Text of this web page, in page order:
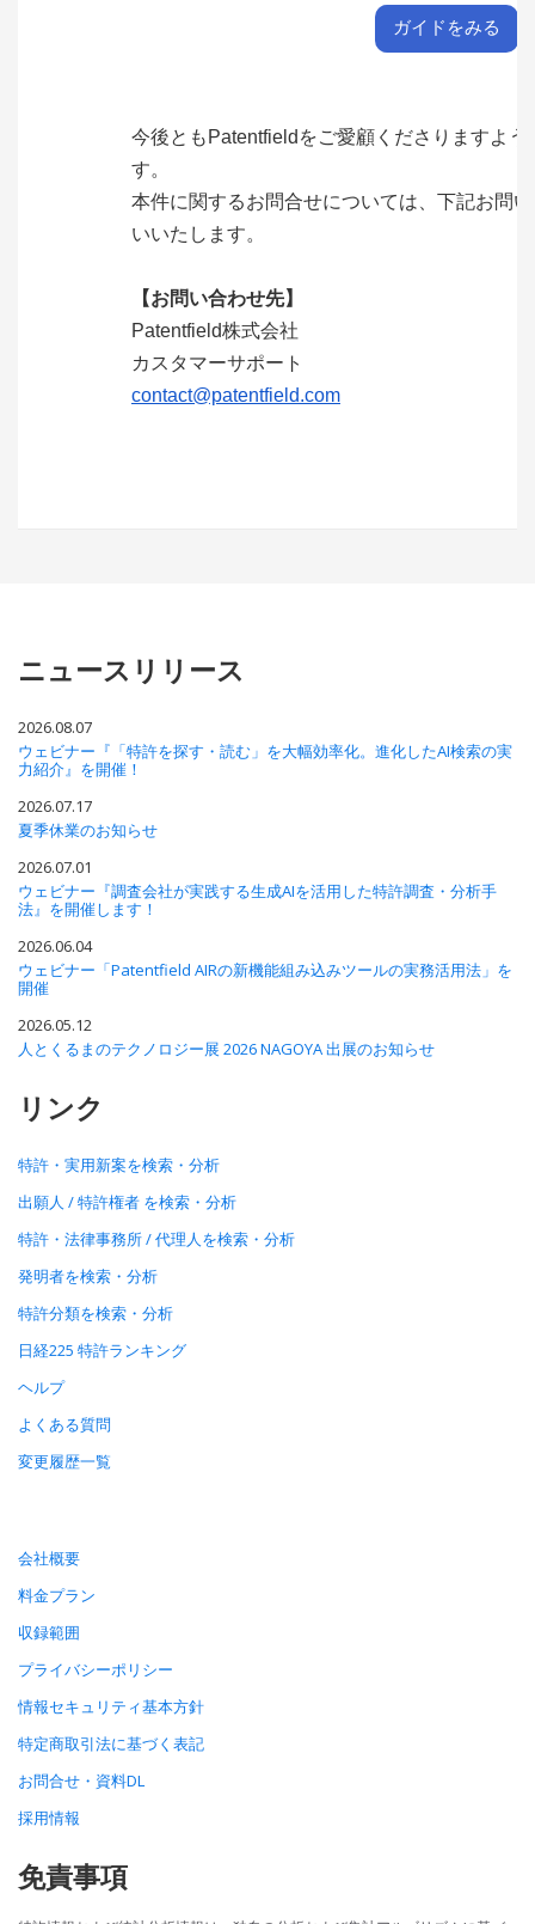
ガイドをみる
今後ともPatentfieldをご愛顧くださりますよう
す。
本件に関するお問合せについては、下記お問
いいたします。
【お問い合わせ先】
Patentfield株式会社
カスタマーサポート
contact@patentfield.com
ニュースリリース
2026.08.07
ウェビナー『「特許を探す・読む」を大幅効率化。進化したAI検索の実
力紹介』を開催！
2026.07.17
夏季休業のお知らせ
2026.07.01
ウェビナー『調査会社が実践する生成AIを活用した特許調査・分析手
法』を開催します！
2026.06.04
ウェビナー「Patentfield AIRの新機能組み込みツールの実務活用法」を
開催
2026.05.12
人とくるまのテクノロジー展 2026 NAGOYA 出展のお知らせ
リンク
特許・実用新案を検索・分析
出願人 / 特許権者 を検索・分析
特許・法律事務所 / 代理人を検索・分析
発明者を検索・分析
特許分類を検索・分析
日経225 特許ランキング
ヘルプ
よくある質問
変更履歴一覧
会社概要
料金プラン
収録範囲
プライバシーポリシー
情報セキュリティ基本方針
特定商取引法に基づく表記
お問合せ・資料DL
採用情報
免責事項